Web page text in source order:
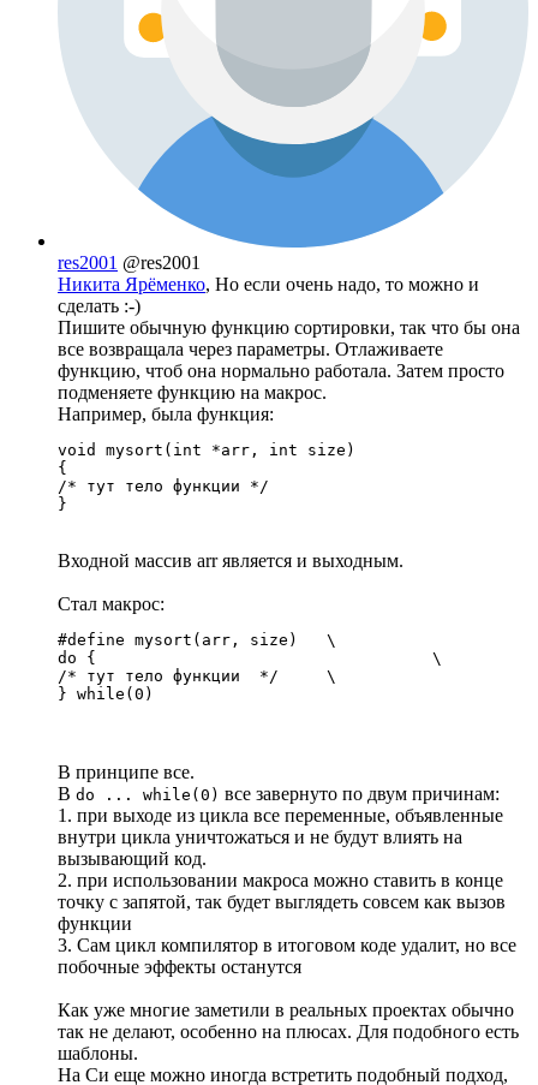
res2001 @res2001
Никита Ярёменко, Но если очень надо, то можно и
сделать :-)
Пишите обычную функцию сортировки, так что бы она
все возвращала через параметры. Отлаживаете
функцию, чтоб она нормально работала. Затем просто
подменяете функцию на макрос.
Например, была функция:
void mysort(int *arr, int size)
{
/* тут тело функции */
}
Входной массив arr является и выходным.
Стал макрос:
#define mysort(arr, size)   \
do {                                   \
/* тут тело функции  */     \
} while(0)
В принципе все.
В do ... while(0) все завернуто по двум причинам:
1. при выходе из цикла все переменные, объявленные
внутри цикла уничтожаться и не будут влиять на
вызывающий код.
2. при использовании макроса можно ставить в конце
точку с запятой, так будет выглядеть совсем как вызов
функции
3. Сам цикл компилятор в итоговом коде удалит, но все
побочные эффекты останутся
Как уже многие заметили в реальных проектах обычно
так не делают, особенно на плюсах. Для подобного есть
шаблоны.
На Си еще можно иногда встретить подобный подход,